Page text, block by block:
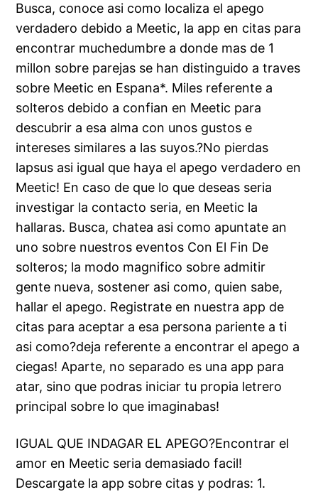
Busca, conoce asi­ como localiza el apego
verdadero debido a Meetic, la app en citas para
encontrar muchedumbre a donde mas de 1
millon sobre parejas se han distinguido a traves
sobre Meetic en Espana*. Miles referente a
solteros debido a confian en Meetic para
descubrir a esa alma con unos gustos e
intereses similares a las suyos.?No pierdas
lapsus asi igual que haya el apego verdadero en
Meetic! En caso de que lo que deseas seria
investigar la contacto seria, en Meetic la
hallaras. Busca, chatea asi como apuntate an
uno sobre nuestros eventos Con El Fin De
solteros; la modo magnifico sobre admitir
gente nueva, sostener asi como, quien sabe,
hallar el apego. Registrate en nuestra app de
citas para aceptar a esa persona pariente a ti
asi como?deja referente a encontrar el apego a
ciegas! Aparte, no separado es una app para
atar, sino que podras iniciar tu propia letrero
principal sobre lo que imaginabas!
IGUAL QUE INDAGAR EL APEGO?Encontrar el
amor en Meetic seria demasiado facil!
Descargate la app sobre citas y podras: 1.